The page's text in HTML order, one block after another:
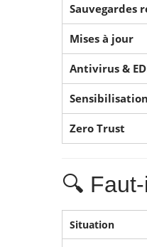
Sauvegardes
Mises à jour
Antivirus &
Zero Trust
🔍
Situation